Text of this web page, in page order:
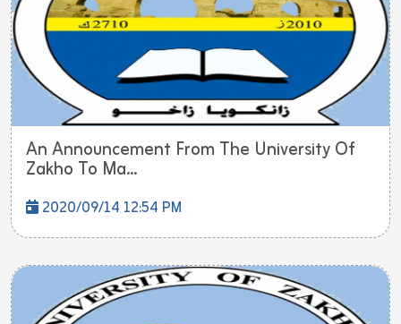
An Announcement From The University Of
Zakho To Ma...
2020/09/14 12:54 PM